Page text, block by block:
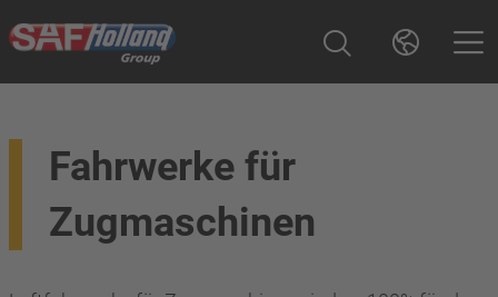
Fahrwerke für
Zugmaschinen